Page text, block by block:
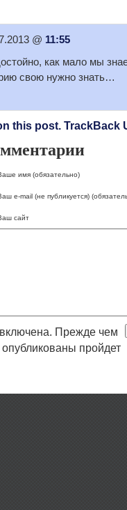
@ 11:55
как мало мы
свою нужно знать…
this post. TrackBack
имя (обязательно)
e-mail (не публикуется)
сайт
Прежде чем
пройдет